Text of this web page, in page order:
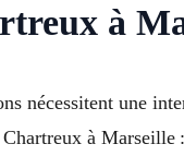
à
nécessitent une
à Marseille :